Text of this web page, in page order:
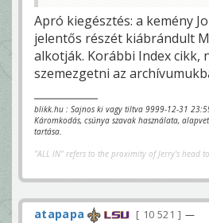
Apró kiegésztés: a kemény
jelentős részét kiábrándult
alkotják. Korábbi Index cikk,
szemezgetni az
blikk.hu : Sajnos ki vagy tiltva 9999-12-31
Káromkodás, csúnya szavak használata,
tartása.
"ALL IN" refers to the proximity of Jerry's head
atapapa 10 521
—